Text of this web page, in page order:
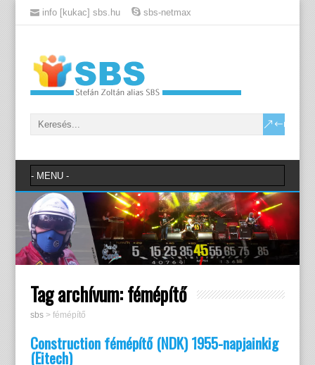
info [kukac] sbs.hu sbs-netmax
Tag archívum:fémépítő
sbs> fémépítő
Construction fémépítő (NDK) 1955-napjainkig
(Eitech)